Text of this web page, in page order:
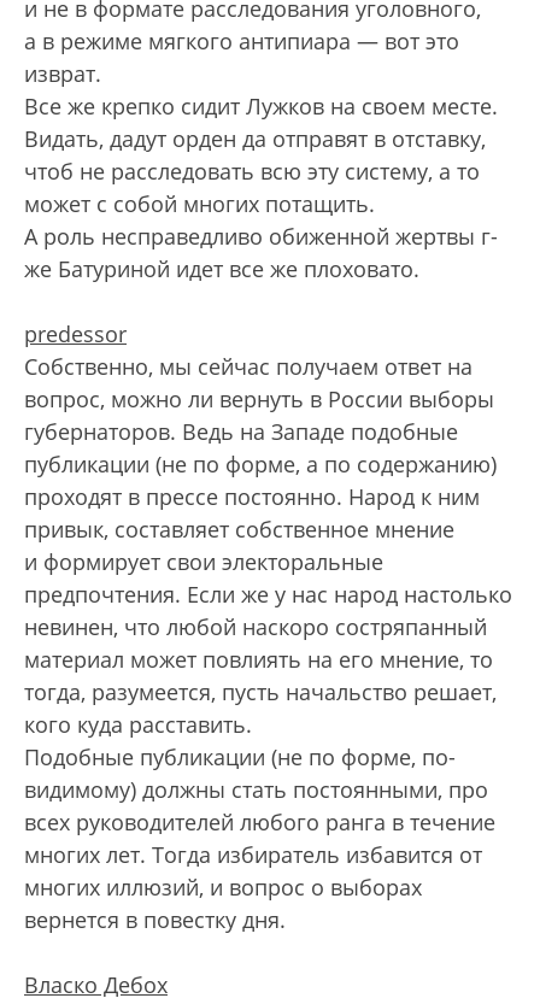
и не в формате расследования уголовного,
а в режиме мягкого антипиара — вот это
изврат.
Все же крепко сидит Лужков на своем месте.
Видать, дадут орден да отправят в отставку,
чтоб не расследовать всю эту систему, а то
может с собой многих потащить.
А роль несправедливо обиженной жертвы г-
же Батуриной идет все же плоховато.
predessor
Собственно, мы сейчас получаем ответ на
вопрос, можно ли вернуть в России выборы
губернаторов. Ведь на Западе подобные
публикации (не по форме, а по содержанию)
проходят в прессе постоянно. Народ к ним
привык, составляет собственное мнение
и формирует свои электоральные
предпочтения. Если же у нас народ настолько
невинен, что любой наскоро состряпанный
материал может повлиять на его мнение, то
тогда, разумеется, пусть начальство решает,
кого куда расставить.
Подобные публикации (не по форме, по-
видимому) должны стать постоянными, про
всех руководителей любого ранга в течение
многих лет. Тогда избиратель избавится от
многих иллюзий, и вопрос о выборах
вернется в повестку дня.
Власко Дебох